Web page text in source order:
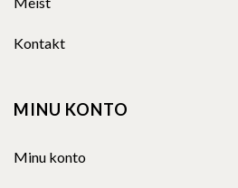
Kontakt
MINU KONTO
Minu konto